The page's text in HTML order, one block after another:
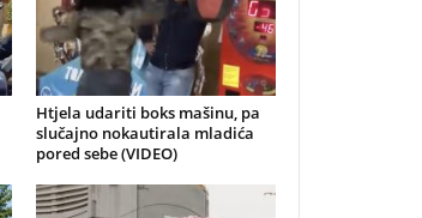
Htjela udariti boks mašinu, pa
slučajno nokautirala mladića
pored sebe (VIDEO)